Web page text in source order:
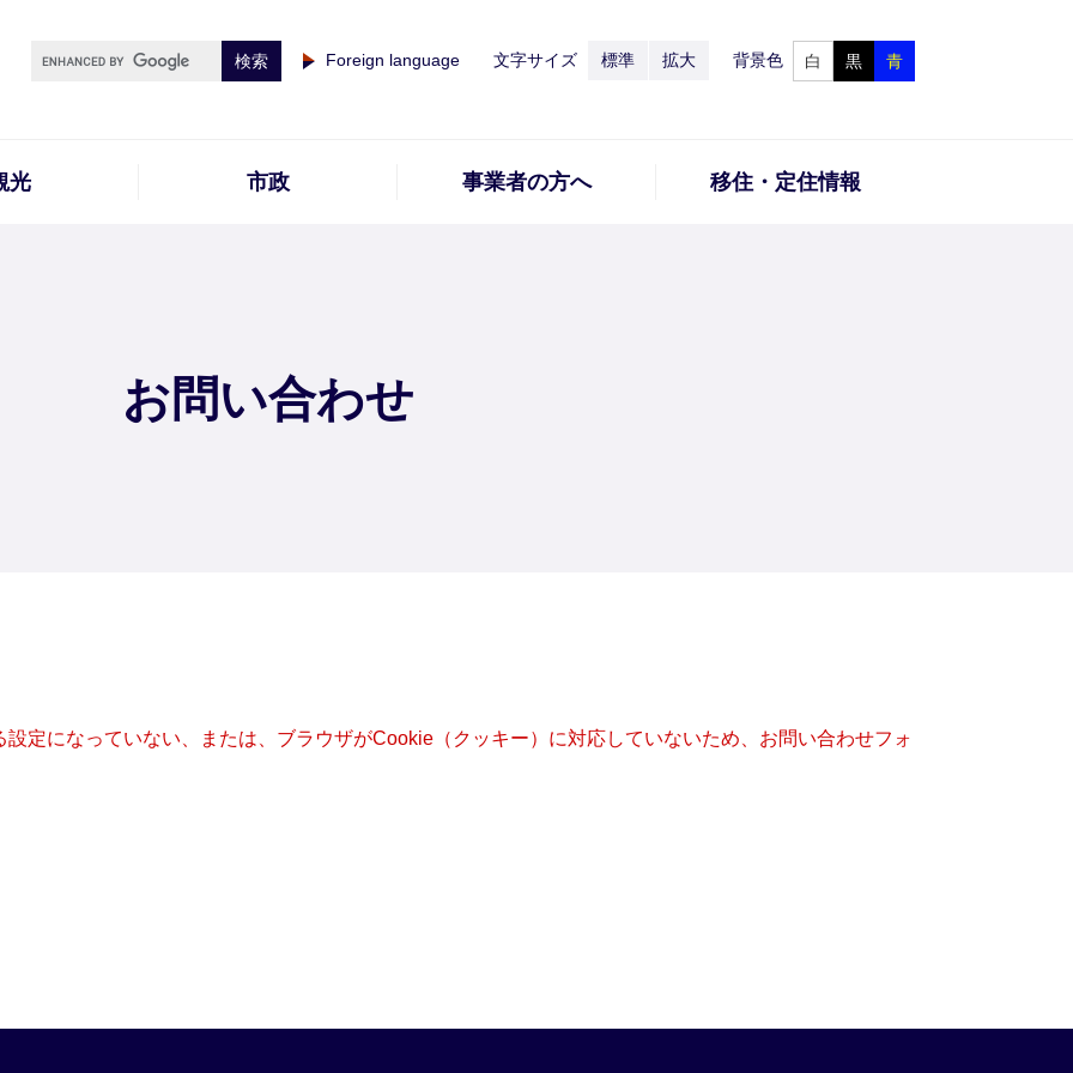
Foreign language 文字サイズ 標準 拡大 背景色 白 黒 青
光 市政 事業者の方へ 移住・定住情報
お問い合わせ
定になっていない、または、ブラウザがCookie（クッキー）に対応していないため、お問い合わせフォ